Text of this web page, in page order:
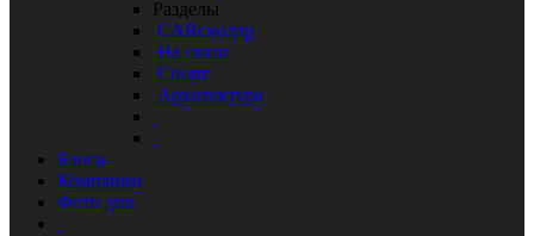
Разделы
CARснодар
На связи
Спорт
Архитектура
Блоги
Компании
Фото дня